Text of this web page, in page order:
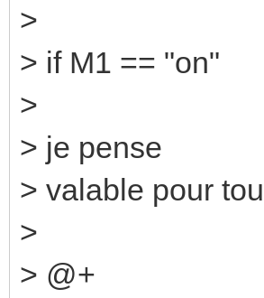
>
> if M1 == "on"
>
> je pense
> valable pour
>
> @+